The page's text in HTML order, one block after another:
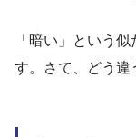
「暗い」という
す。さて、どう違